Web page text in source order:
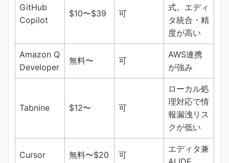
GitHub
Copilot
$10〜$39 可
式。エディ
タ統合・精
度が高い
Amazon Q
Developer
無料〜 可
AWS連携
が強み
Tabnine $12〜 可
ローカル処
理対応で情
報漏洩リス
クが低い
Cursor 無料〜$20 可
エディタ兼